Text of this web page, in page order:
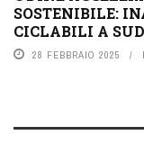
SOSTENIBILE:
CICLABILI A
28 FEBBRAIO 2025